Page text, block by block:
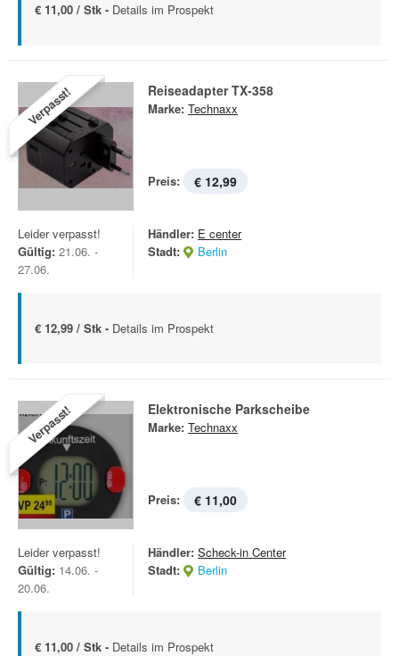
€ 11,00 / Stk - Details im Prospekt
Verpasst! Reiseadapter TX-358
Marke: Technaxx
Preis: € 12,99
Leider verpasst!
Gültig: 21.06. -
27.06.
Händler: E center
Stadt:
Berlin
€ 12,99 / Stk - Details im Prospekt
Verpasst! Elektronische Parkscheibe
Marke: Technaxx
Preis: € 11,00
Leider verpasst!
Gültig: 14.06. -
20.06.
Händler: Scheck-in Center
Stadt:
Berlin
€ 11,00 / Stk - Details im Prospekt